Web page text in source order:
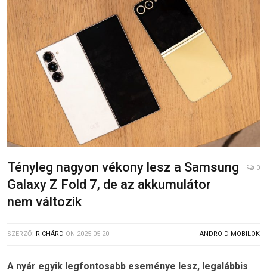
Tényleg nagyon vékony lesz a Samsung
Galaxy Z Fold 7, de az akkumulátor
nem változik
0
SZERZŐ: RICHÁRD ON 2025-05-20 ANDROID MOBILOK
A nyár egyik legfontosabb eseménye lesz, legalábbis